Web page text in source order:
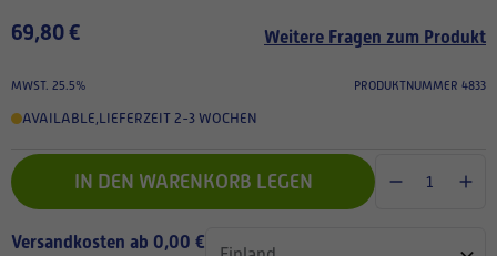
69,80 € Weitere Fragen zum Produkt
MWST. 25.5% PRODUKTNUMMER 4833
AVAILABLE,LIEFERZEIT 2-3 WOCHEN
IN DEN WARENKORB LEGEN
Versandkosten ab 0,00 €